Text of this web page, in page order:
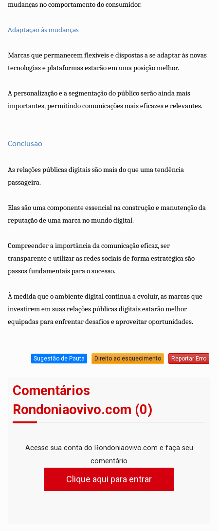
mudanças no comportamento do consumidor.
Adaptação às mudanças
Marcas que permanecem flexíveis e dispostas a se adaptar às novas
tecnologias e plataformas estarão em uma posição melhor.
A personalização e a segmentação do público serão ainda mais
importantes, permitindo comunicações mais eficazes e relevantes.
Conclusão
As relações públicas digitais são mais do que uma tendência
passageira.
Elas são uma componente essencial na construção e manutenção da
reputação de uma marca no mundo digital.
Compreender a importância da comunicação eficaz, ser
transparente e utilizar as redes sociais de forma estratégica são
passos fundamentais para o sucesso.
À medida que o ambiente digital continua a evoluir, as marcas que
investirem em suas relações públicas digitais estarão melhor
equipadas para enfrentar desafios e aproveitar oportunidades.
Sugestão de Pauta Direito ao esquecimento Reportar Erro
Comentários
Rondoniaovivo.com (0)
Acesse sua conta do Rondoniaovivo.com e faça seu
comentário
Clique aqui para entrar